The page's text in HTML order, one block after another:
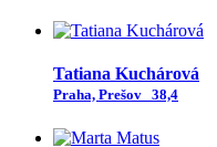
Tatiana Kuchárová
Praha, Prešov 38,4